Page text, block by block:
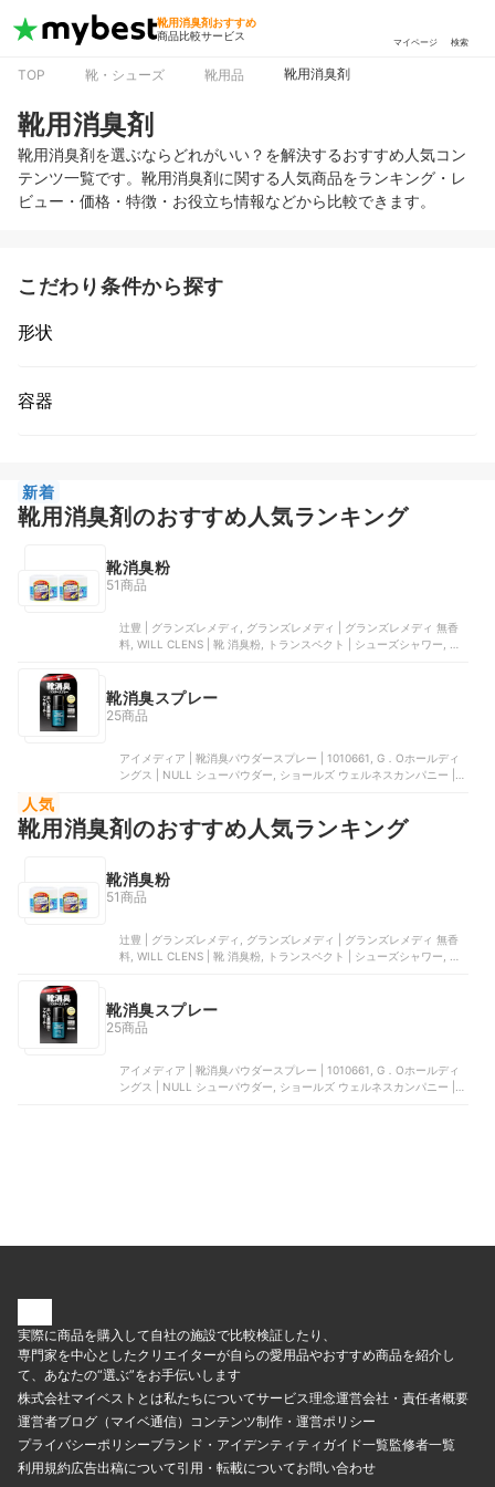
靴用消臭剤おすすめ
商品比較サービス
マイページ 検索
TOP 靴・シューズ 靴用品 靴用消臭剤
靴用消臭剤
靴用消臭剤を選ぶならどれがいい？を解決するおすすめ人気コン
テンツ一覧です。靴用消臭剤に関する人気商品をランキング・レ
ビュー・価格・特徴・お役立ち情報などから比較できます。
こだわり条件から探す
形状
容器
新着
靴用消臭剤のおすすめ人気ランキング
靴消臭粉
51商品
辻豊 | グランズレメディ, グランズレメディ | グランズレメディ 無香
料, WILL CLENS | 靴 消臭粉, トランスペクト | シューズシャワー, Car
靴消臭スプレー
25商品
アイメディア | 靴消臭パウダースプレー | 1010661, G．Oホールディ
ングス | NULL シューパウダー, ショールズ ウェルネスカンパニー |
人気
靴用消臭剤のおすすめ人気ランキング
靴消臭粉
51商品
辻豊 | グランズレメディ, グランズレメディ | グランズレメディ 無香
料, WILL CLENS | 靴 消臭粉, トランスペクト | シューズシャワー, Car
靴消臭スプレー
25商品
アイメディア | 靴消臭パウダースプレー | 1010661, G．Oホールディ
ングス | NULL シューパウダー, ショールズ ウェルネスカンパニー |
実際に商品を購入して自社の施設で比較検証したり、
専門家を中心としたクリエイターが自らの愛用品やおすすめ商品を紹介し
て、あなたの“選ぶ”をお手伝いします
株式会社マイベストとは私たちについてサービス理念運営会社・責任者概要
運営者ブログ（マイベ通信） コンテンツ制作・運営ポリシー
プライバシーポリシーブランド・アイデンティティ ガイド一覧監修者一覧
利用規約広告出稿について引用・転載についてお問い合わせ